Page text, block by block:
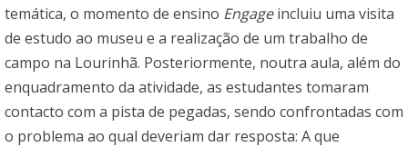
temática, o momento de ensino Engageincluiu uma visita
de estudo ao museu e a realização de um trabalho de
campo na Lourinhã. Posteriormente, noutra aula, além do
enquadramento da atividade, as estudantes tomaram
contacto com a pista de pegadas, sendo confrontadas com
o problema ao qual deveriam dar resposta: A que